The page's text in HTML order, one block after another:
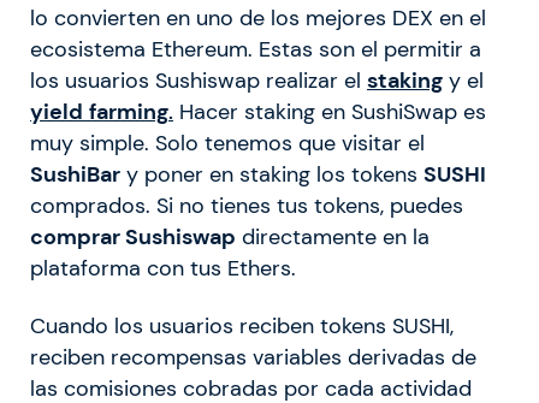
lo convierten en uno de los mejores DEX en el
ecosistema Ethereum. Estas son el permitir a
los usuarios Sushiswap realizar el staking y el
yield farming. Hacer staking en SushiSwap es
muy simple. Solo tenemos que visitar el
SushiBar y poner en staking los tokens SUSHI
comprados. Si no tienes tus tokens, puedes
comprar Sushiswap directamente en la
plataforma con tus Ethers.
Cuando los usuarios reciben tokens SUSHI,
reciben recompensas variables derivadas de
las comisiones cobradas por cada actividad